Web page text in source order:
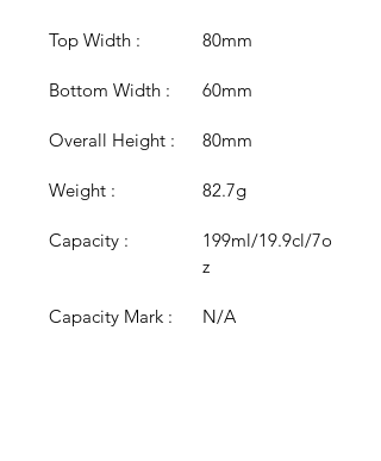
Top Width : 80mm
Bottom Width : 60mm
Overall Height : 80mm
Weight : 82.7g
Capacity :
199ml/19.9cl/7o
z
Capacity Mark : N/A